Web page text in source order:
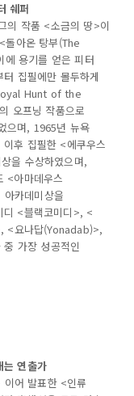
쉐퍼
의 작품 <소금의 땅>이
돌아온 탕부(The
용기를 얻은 피터
집필에만 몰두하게
Hunt of the
오프닝 작품으로
으며, 1965년 뉴욕
후 집필한 <에쿠우스
을 수상하였으며,
<아마데우스
카데미상을
디 <블랙코미디>, <
요나답(Yonadab)>,
가장 성공적인
는 연출가
어 발표한 <인류